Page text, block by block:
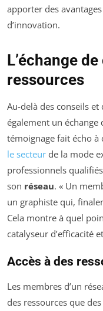
apporter des
d’innovation.
L’échange
ressources
Au-delà des conseils
également un échange
témoignage fait écho à
le secteur de la mode
professionnels
son réseau. « Un
un graphiste qui,
Cela montre à quel
catalyseur d’efficacité
Accès à des
Les membres d’un
des ressources que